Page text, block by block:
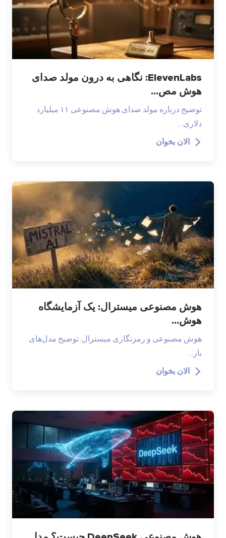
ElevenLabs: نگاهی به درون مولد صدای
هوش مص...
توضیح درباره مولد صدای هوش مصنوعی ۱۱ میلیارد
دلاری…
الان بخوان
هوش مصنوعی میسترال: یک آزمایشگاه
هوش...
هوش مصنوعی و رمزنگاری میسترال: توضیح مدل‌های
باز…
الان بخوان